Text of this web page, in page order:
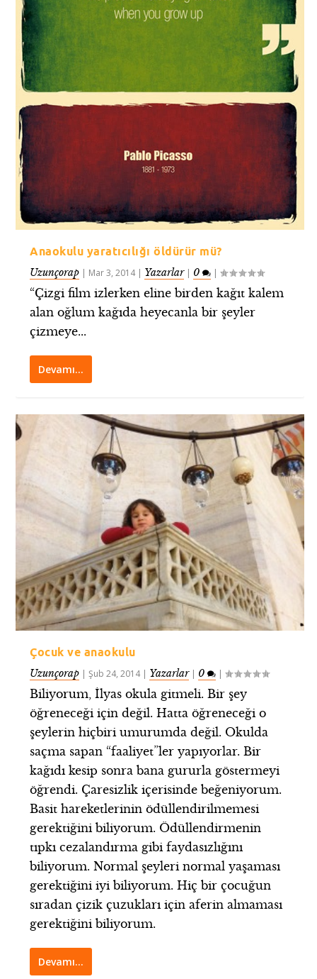
Anaokulu yaratıcılığı öldürür mü?
Uzunçorap | Mar 3, 2014| Yazarlar| 0 |
“Çizgi film izlerken eline birden kağıt kalem
alan oğlum kağıda heyecanla bir şeyler
çizmeye...
Devamı…
Çocuk ve anaokulu
Uzunçorap |Şub 24, 2014| Yazarlar| 0 |
Biliyorum, İlyas okula gitmeli. Bir şey
öğreneceği için değil. Hatta öğreneceği o
şeylerin hiçbiri umurumda değil. Okulda
saçma sapan “faaliyet”ler yapıyorlar. Bir
kağıdı kesip sonra bana gururla göstermeyi
öğrendi. Çaresizlik içerisinde beğeniyorum.
Basit hareketlerinin ödüllendirilmemesi
gerektiğini biliyorum. Ödüllendirmenin
tıpkı cezalandırma gibi faydasızlığını
biliyorum. Normal şeyleri normal yaşaması
gerektiğini iyi biliyorum. Hiç bir çocuğun
sıradan çizik çuzukları için aferin almaması
gerektiğini biliyorum.
Devamı…